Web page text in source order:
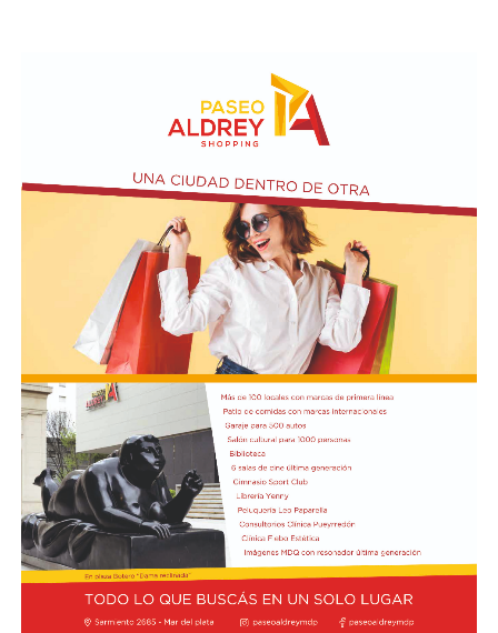
10 a 12 en la Biblioteca de Autores Marplatenses,
ubicada en el primer piso del edificio.
En relación al Ciclo Mes de la Niñez, este viernes 7 de
agosto a las 17:30 se presentarán “Los cuentos de
Charo” y la narración de poesías populares infantiles a
cargo de María del Rosario Gerez Martínez.
En tanto, el viernes 21 a las 17:30 se desarrollará “El
Cerebro Mágico: construyendo preguntas, respuestas y
circuitos”, a cargo de María Paula Algote. Se trata de un
taller práctico de arte, ciencia y tecnología en el que al
finalizar cada participante se lleva su propia creación
terminada. Es una actividad arancelada (incluye
materiales) destinada a niños a partir de los 6 años.
Los participantes menores de 8 años deberán asistir
acompañados por una persona adulta (menores
asistentes $12.000 y adulto acompañante $5.000). Las
entradas están disponibles en la boletería de lunes a